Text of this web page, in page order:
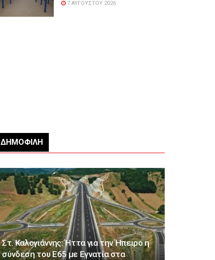
7 ΑΥΓΟΎΣΤΟΥ 2026
ΔΗΜΟΦΙΛΉ
Στ. Καλογιάννης: Ήττα για την Ήπειρο η
σύνδεση του Ε65 με Εγνατία στα